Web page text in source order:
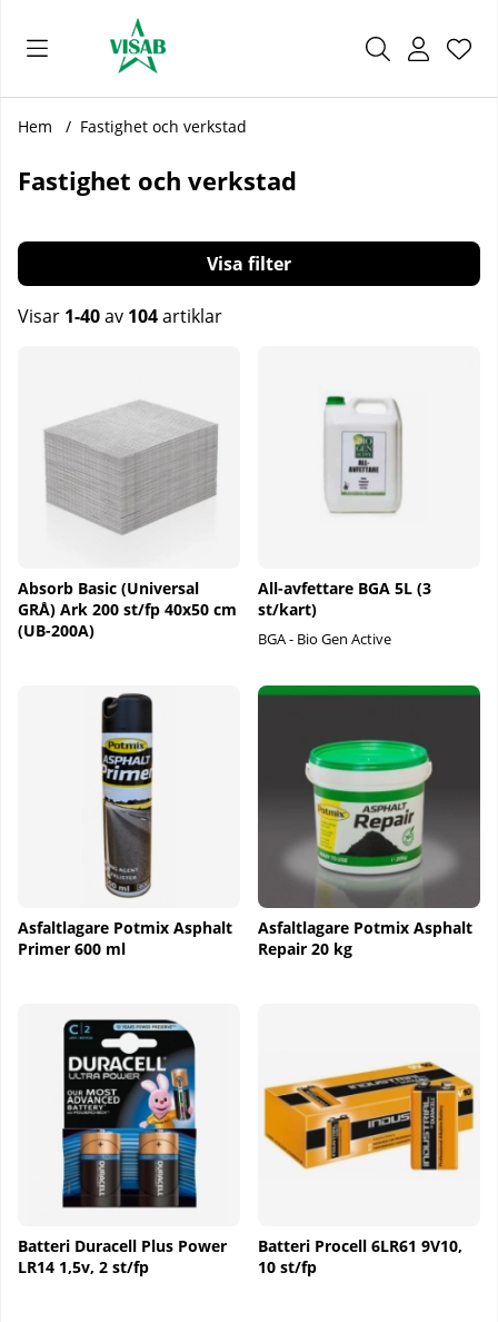
.
Hem Fastighet och verkstad
Fastighet och verkstad
Filtrera
Visar 1-40av 104artiklar
Absorb Basic (Universal
GRÅ) Ark 200 st/fp 40x50 cm
(UB-200A)
All-avfettare BGA 5L (3
st/kart)
BGA - Bio Gen Active
Asfaltlagare Potmix Asphalt
Primer 600 ml
Asfaltlagare Potmix Asphalt
Repair 20 kg
Batteri Duracell Plus Power
LR14 1,5v, 2 st/fp
Batteri Procell 6LR61 9V10,
10 st/fp